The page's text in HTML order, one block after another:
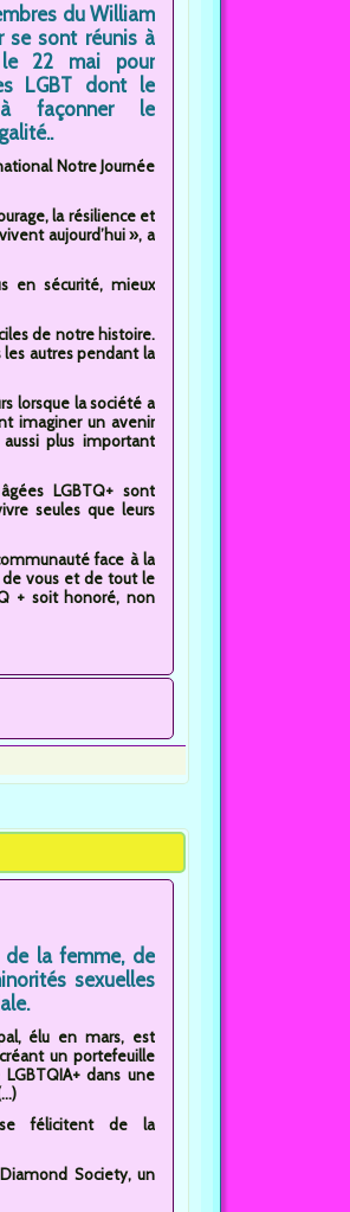
du William
se sont réunis à
le 22 mai pour
LGBT dont le
façonner le
Notre Journée
la résilience et
aujourd’hui », a
en sécurité, mieux
de notre histoire.
les autres pendant la
lorsque la société a
imaginer un avenir
plus important
LGBTQ+ sont
seules que leurs
face à la
de vous et de tout le
+ soit honoré, non
de la femme, de
sexuelles
élu en mars, est
un portefeuille
dans une
se félicitent de la
Society, un